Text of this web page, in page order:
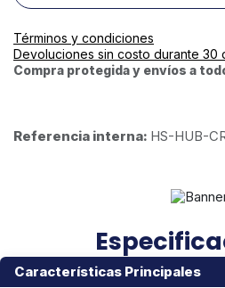
Términos y condiciones
Devoluciones sin costo durante 30
Compra protegida y envíos a
Referencia interna: HS-HUB-
Características Principales